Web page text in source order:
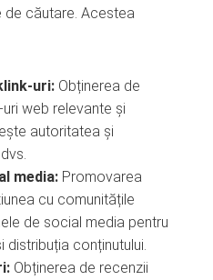
de căutare. Acestea
uri: Obținerea de
web relevante și
autoritatea și
media: Promovarea
cu comunitățile
de social media pentru
distribuția conținutului.
Obținerea de recenzii